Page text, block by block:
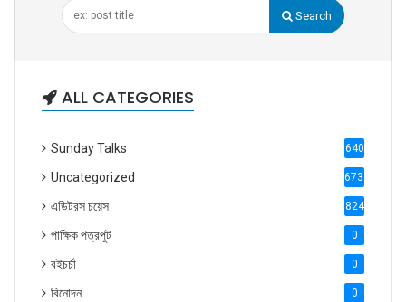
Search
ALL CATEGORIES
Sunday Talks 640
Uncategorized 6738
এডিটরস চয়েস 824
পাক্ষিক পত্রপুট 0
বইচর্চা 0
বিনোদন 0